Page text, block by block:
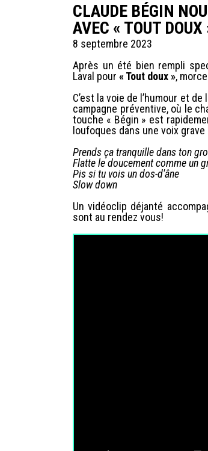
CLAUDE BÉGIN
AVEC « TOUT DOUX
8 septembre 2023
Après un été bien rempli
Laval pour « Tout doux »,
C’est la voie de l’humour et
campagne préventive, où le
touche « Bégin » est
loufoques dans une voix
Prends ça tranquille dans ton
Flatte le doucement comme un
Pis si tu vois un dos-d'âne
Slow down
Un vidéoclip déjanté
sont au rendez vous!